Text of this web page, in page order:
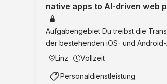
native apps to AI-driven web
Bezirk Freistadt, Großraum Linz
Software Engin
Aufgabengebiet Du treibst die
der bestehenden iOS- und
zu einer modernen Web-Plattform
zauberst du mobile Funktionen
Linz Vollzeit
Personaldienstleistung